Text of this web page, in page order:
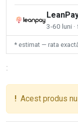
3-60 luni
* estimat — rata
:
! Acest produs